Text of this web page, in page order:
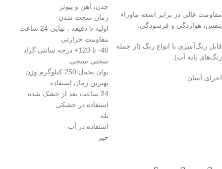
مقاومت عالی در برابر اشعه ماوراء
بنفش، هوازدگی و فرسودگی.
قابل رنگ‌آمیزی با انواع رنگ (از جمله
رنگ‌های پایه آب).
اجرای آسان.
چدن، آهن و پیوتر
زمان سخت شدن
اولیه 5 دقیقه ، نهایی 24 ساعت
مقاومت حرارتی
40- تا 120+ درجه سانتی گراد
سختی سنجی
توان تحمل 250 کیلوگرم وزن
بهترین زمان استفاده
24 ساعت بعد از خشک شده
استفاده در خشکی
بله
استفاده در آب
خیر